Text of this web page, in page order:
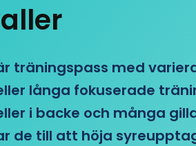
träningspass med
långa fokuserade
i backe och många
de till att höja